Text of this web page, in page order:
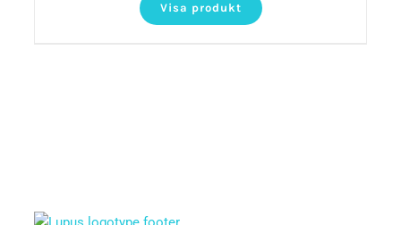
Visa produkt